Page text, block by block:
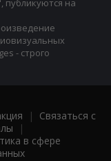
на
- строго
| Связаться с
|
в сфере